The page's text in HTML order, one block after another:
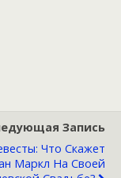
Запись
Что Скажет
Маркл На Своей